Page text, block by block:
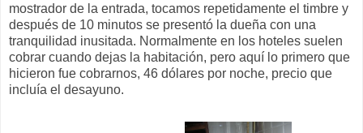
mostrador de la entrada, tocamos repetidamente el timbre y
después de 10 minutos se presentó la dueña con una
tranquilidad inusitada. Normalmente en los hoteles suelen
cobrar cuando dejas la habitación, pero aquí lo primero que
hicieron fue cobrarnos, 46 dólares por noche, precio que
incluía el desayuno.